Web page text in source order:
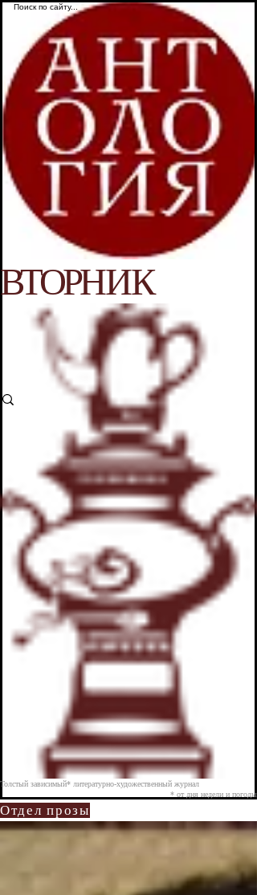
ВТОРНИК
Толстый зависимый* литературно-художественный журнал
* от дня недели и погоды
Отдел прозы